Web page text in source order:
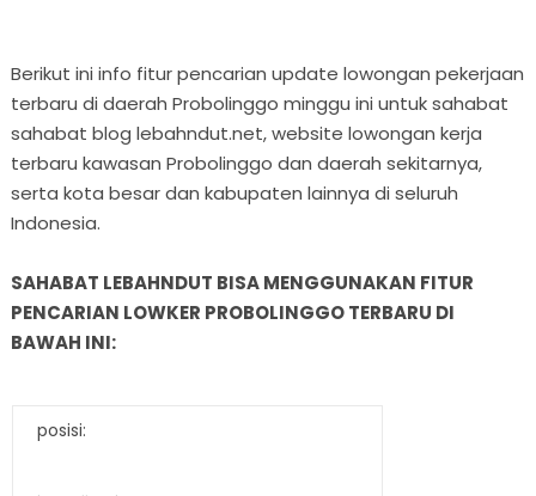
Berikut ini info fitur pencarian update lowongan pekerjaan
terbaru di daerah Probolinggo minggu ini untuk sahabat
sahabat blog lebahndut.net, website lowongan kerja
terbaru kawasan Probolinggo dan daerah sekitarnya,
serta kota besar dan kabupaten lainnya di seluruh
Indonesia.
SAHABAT LEBAHNDUT BISA MENGGUNAKAN FITUR
PENCARIAN LOWKER PROBOLINGGO TERBARU DI
BAWAH INI:
posisi: